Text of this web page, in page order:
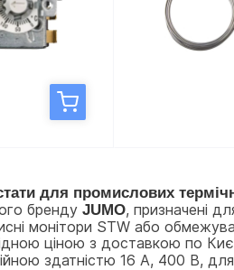
для промислових
бренду JUMO, призначені
монітори STW або
ціною з доставкою по
здатністю 16 A, 400 В,